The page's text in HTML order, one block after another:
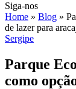
Siga-nos
Home » Blog »
de lazer para
Sergipe
Parque
como